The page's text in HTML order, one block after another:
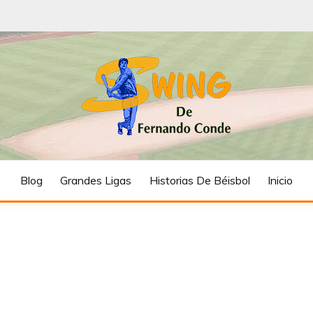
Blog Grandes Ligas Historias De Béisbol Inicio